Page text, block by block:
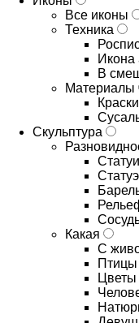
Все иконы
Техника
Икона
В
Материалы
Краски
Скульптура
Статуи
Какая
С
Птицы
Цветы